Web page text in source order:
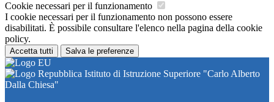
Cookie necessari per il funzionamento
I cookie necessari per il funzionamento non possono essere
disabilitati. È possibile consultare l'elenco nella pagina della cookie
policy.
Accetta tutti Salva le preferenze
Istituto di Istruzione Superiore "Carlo Alberto
Dalla Chiesa"